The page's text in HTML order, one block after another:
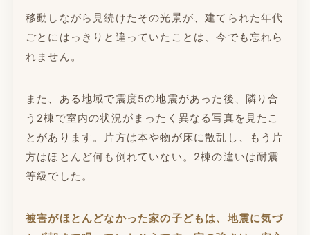
移動しながら見続けたその光景が、建てられた年代
ごとにはっきりと違っていたことは、今でも忘れら
れません。
また、ある地域で震度5の地震があった後、隣り合
う2棟で室内の状況がまったく異なる写真を見たこ
とがあります。片方は本や物が床に散乱し、もう片
方はほとんど何も倒れていない。2棟の違いは耐震
等級でした。
被害がほとんどなかった家の子どもは、地震に気づ